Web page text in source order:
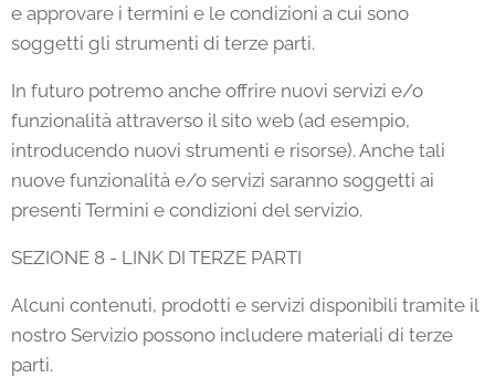
e approvare i termini e le condizioni a cui sono
soggetti gli strumenti di terze parti.
In futuro potremo anche offrire nuovi servizi e/o
funzionalità attraverso il sito web (ad esempio,
introducendo nuovi strumenti e risorse). Anche tali
nuove funzionalità e/o servizi saranno soggetti ai
presenti Termini e condizioni del servizio.
SEZIONE 8 - LINK DI TERZE PARTI
Alcuni contenuti, prodotti e servizi disponibili tramite il
nostro Servizio possono includere materiali di terze
parti.